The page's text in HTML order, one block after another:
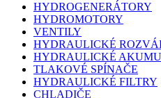
HYDROGENERÁTORY
HYDROMOTORY
VENTILY
HYDRAULICKÉ
HYDRAULICKÉ
TLAKOVÉ SPÍNAČE
HYDRAULICKÉ FILTRY
CHLADIČE